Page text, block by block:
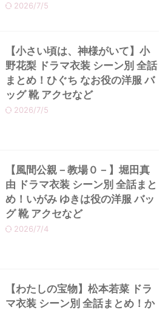
2026/7/5
【小さい頃は、神様がいて】小
野花梨 ドラマ衣装 シーン別 全話
まとめ！ひぐち なお役の洋服 バ
ッグ 靴 アクセなど
2026/7/5
【風間公親－教場０－】堀田真
由 ドラマ衣装 シーン別 全話まと
め！いがみ ゆきは役の洋服 バッ
グ 靴 アクセなど
2026/7/4
【わたしの宝物】松本若菜 ドラ
マ衣装 シーン別 全話まとめ！か